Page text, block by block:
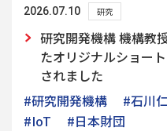
2026.07.10 研究
研究開発機構 機構教
たオリジナルショー
されました
#研究開発機構
#石川
#IoT
#日本財団